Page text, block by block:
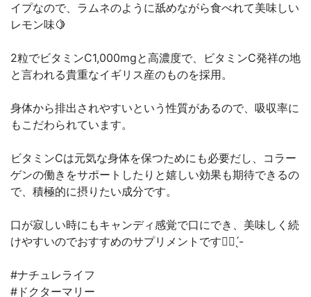
イプなので、ラムネのように舐めながら食べれて美味しい
レモン味🍋
2粒でビタミンC1,000mgと高濃度で、ビタミンC発祥の地
と言われる貴重なイギリス産のものを採用。
身体から排出されやすいという性質があるので、吸収率に
もこだわられています。
ビタミンCは元気な身体を保つためにも必要だし、コラー
ゲンの働きをサポートしたりと嬉しい効果も期待できるの
で、積極的に摂りたい成分です。
口が寂しい時にもキャンディ感覚で口にでき、美味しく続
けやすいのでおすすめのサプリメントです👍🏻 ̖́-
#ナチュレライフ
#ドクターマリー